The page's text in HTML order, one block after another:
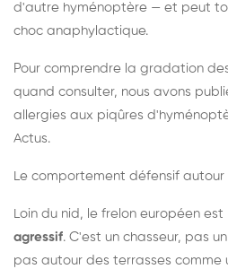
d'autre hyménoptère — et peut
choc anaphylactique.
Pour comprendre la gradation
quand consulter, nous avons
allergies aux piqûres
Actus.
Le comportement défensif autour
Loin du nid, le frelon européen
agressif. C'est un chasseur, pas
pas autour des terrasses